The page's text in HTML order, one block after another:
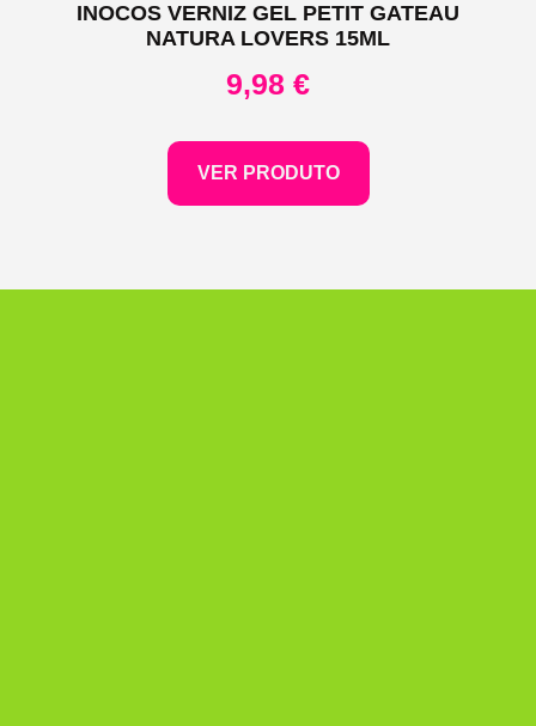
INOCOS VERNIZ GEL PETIT GATEAU
NATURA LOVERS 15ML
9,98 €
VER PRODUTO